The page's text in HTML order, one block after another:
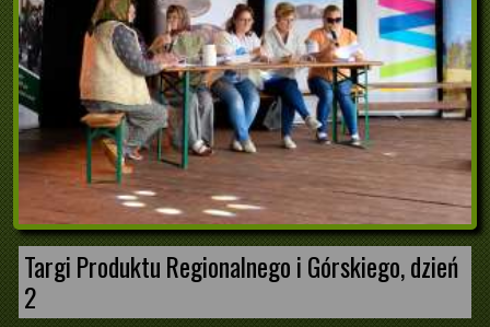
Targi Produktu Regionalnego i Górskiego, dzień
2